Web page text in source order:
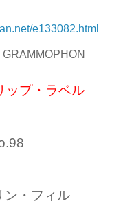
e133082.html
ップ・ラベル
ン・フィル